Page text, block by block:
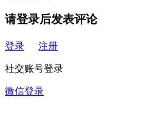
请登录后发表评论
登录 注册
社交账号登录
微信登录